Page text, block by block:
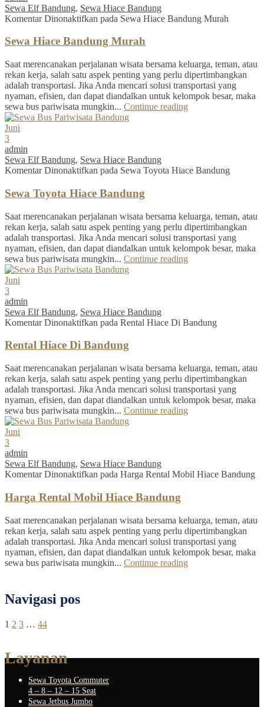
Sewa Elf Bandung, Sewa Hiace Bandung
Komentar Dinonaktifkan pada Sewa Hiace Bandung Murah
Sewa Hiace Bandung Murah
Saat merencanakan perjalanan wisata bersama keluarga, teman, atau
rekan kerja, salah satu aspek penting yang perlu dipertimbangkan
adalah transportasi. Jika Anda mencari solusi transportasi yang
nyaman, efisien, dan dapat diandalkan untuk kelompok besar, maka
sewa bus pariwisata mungkin... Continue reading
Juni
3
admin
Sewa Elf Bandung, Sewa Hiace Bandung
Komentar Dinonaktifkan pada Sewa Toyota Hiace Bandung
Sewa Toyota Hiace Bandung
Saat merencanakan perjalanan wisata bersama keluarga, teman, atau
rekan kerja, salah satu aspek penting yang perlu dipertimbangkan
adalah transportasi. Jika Anda mencari solusi transportasi yang
nyaman, efisien, dan dapat diandalkan untuk kelompok besar, maka
sewa bus pariwisata mungkin... Continue reading
Juni
3
admin
Sewa Elf Bandung, Sewa Hiace Bandung
Komentar Dinonaktifkan pada Rental Hiace Di Bandung
Rental Hiace Di Bandung
Saat merencanakan perjalanan wisata bersama keluarga, teman, atau
rekan kerja, salah satu aspek penting yang perlu dipertimbangkan
adalah transportasi. Jika Anda mencari solusi transportasi yang
nyaman, efisien, dan dapat diandalkan untuk kelompok besar, maka
sewa bus pariwisata mungkin... Continue reading
Juni
3
admin
Sewa Elf Bandung, Sewa Hiace Bandung
Komentar Dinonaktifkan pada Harga Rental Mobil Hiace Bandung
Harga Rental Mobil Hiace Bandung
Saat merencanakan perjalanan wisata bersama keluarga, teman, atau
rekan kerja, salah satu aspek penting yang perlu dipertimbangkan
adalah transportasi. Jika Anda mencari solusi transportasi yang
nyaman, efisien, dan dapat diandalkan untuk kelompok besar, maka
sewa bus pariwisata mungkin... Continue reading
Navigasi pos
1 2 3 … 44
Layanan
Sewa Toyota Commuter
4 – 8 – 12 – 15 Seat
Sewa Jetbus Jumbo